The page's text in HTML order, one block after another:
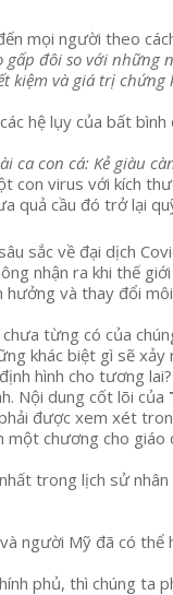
mọi người theo
đôi so với những
kiệm và giá trị
hệ lụy của bất
con cá: Kẻ giàu
con virus với kích
quả cầu đó trở lại
sắc về đại dịch
nhận ra khi thế
hưởng và thay đổi
từng có của
khác biệt gì sẽ xảy
hình cho tương lai?
Nội dung cốt lõi của
được xem xét
một chương cho
trong lịch sử nhân
người Mỹ đã có thể
phủ, thì chúng ta